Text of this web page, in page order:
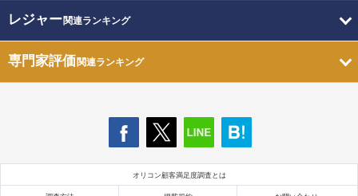
レジャー関連ランキング
専門家評価関連ランキング
オリコン顧客満足度調査とは